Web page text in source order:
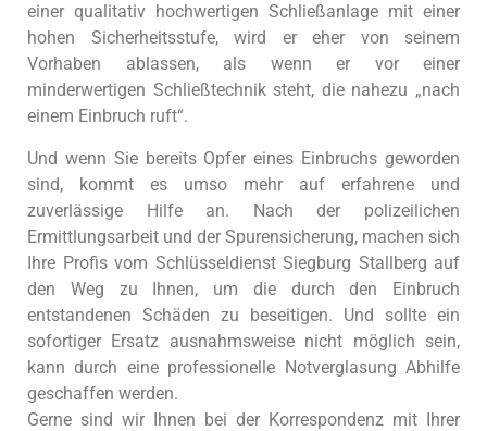
einer qualitativ hochwertigen Schließanlage mit einer
hohen Sicherheitsstufe, wird er eher von seinem
Vorhaben ablassen, als wenn er vor einer
minderwertigen Schließtechnik steht, die nahezu „nach
einem Einbruch ruft“.
Und wenn Sie bereits Opfer eines Einbruchs geworden
sind, kommt es umso mehr auf erfahrene und
zuverlässige Hilfe an. Nach der polizeilichen
Ermittlungsarbeit und der Spurensicherung, machen sich
Ihre Profis vom Schlüsseldienst Siegburg Stallberg auf
den Weg zu Ihnen, um die durch den Einbruch
entstandenen Schäden zu beseitigen. Und sollte ein
sofortiger Ersatz ausnahmsweise nicht möglich sein,
kann durch eine professionelle Notverglasung Abhilfe
geschaffen werden.
Gerne sind wir Ihnen bei der Korrespondenz mit Ihrer